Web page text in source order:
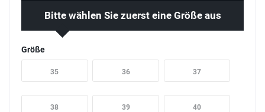
Bitte wählen Sie zuerst eine Größe aus
Größe
35 36 37
38 39 40